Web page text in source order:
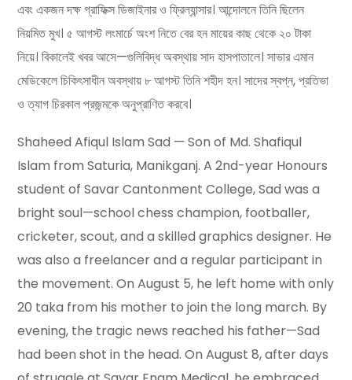
এবং একজন দক্ষ গ্রাফিক্স ডিজাইনার ও ফ্রিল্যান্সার। আন্দোলনে তিনি ছিলেন
নিয়মিত মুখ। ৫ আগস্ট লংমার্চে অংশ নিতে বের হন মায়ের কাছ থেকে ২০ টাকা
নিয়ে। বিকালেই খবর আসে—গুলিবিদ্ধ অবস্থায় সাদ হাসপাতালে। সাভার এমান
মেডিকেলে চিকিৎসাধীন অবস্থায় ৮ আগস্ট তিনি শহীদ হন। সাদের স্বপ্ন, প্রতিভা
ও ত্যাগ চিরকাল প্রজন্মকে অনুপ্রাণিত করবে।
Shaheed Afiqul Islam Sad — Son of Md. Shafiqul
Islam from Saturia, Manikganj. A 2nd-year Honours
student of Savar Cantonment College, Sad was a
bright soul—school chess champion, footballer,
cricketer, scout, and a skilled graphics designer. He
was also a freelancer and a regular participant in
the movement. On August 5, he left home with only
20 taka from his mother to join the long march. By
evening, the tragic news reached his father—Sad
had been shot in the head. On August 8, after days